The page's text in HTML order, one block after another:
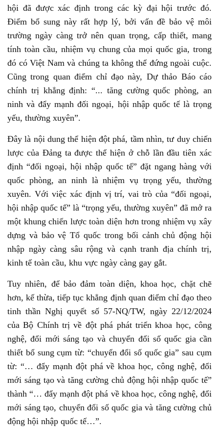
hội đã được xác định trong các kỳ đại hội trước đó.
Điểm bổ sung này rất hợp lý, bởi vấn đề bảo vệ môi
trường ngày càng trở nên quan trọng, cấp thiết, mang
tính toàn cầu, nhiệm vụ chung của mọi quốc gia, trong
đó có Việt Nam và chúng ta không thể đứng ngoài cuộc.
Cũng trong quan điểm chỉ đạo này, Dự thảo Báo cáo
chính trị khẳng định: “... tăng cường quốc phòng, an
ninh và đẩy mạnh đối ngoại, hội nhập quốc tế là trọng
yếu, thường xuyên”.
Đây là nội dung thể hiện đột phá, tầm nhìn, tư duy chiến
lược của Đảng ta được thể hiện ở chỗ lần đầu tiên xác
định “đối ngoại, hội nhập quốc tế” đặt ngang hàng với
quốc phòng, an ninh là nhiệm vụ trọng yếu, thường
xuyên. Với việc xác định vị trí, vai trò của “đối ngoại,
hội nhập quốc tế” là “trọng yếu, thường xuyên” đã mở ra
một khung chiến lược toàn diện hơn trong nhiệm vụ xây
dựng và bảo vệ Tổ quốc trong bối cảnh chủ động hội
nhập ngày càng sâu rộng và cạnh tranh địa chính trị,
kinh tế toàn cầu, khu vực ngày càng gay gắt.
Tuy nhiên, để bảo đảm toàn diện, khoa học, chặt chẽ
hơn, kế thừa, tiếp tục khẳng định quan điểm chỉ đạo theo
tinh thần Nghị quyết số 57-NQ/TW, ngày 22/12/2024
của Bộ Chính trị về đột phá phát triển khoa học, công
nghệ, đổi mới sáng tạo và chuyển đổi số quốc gia cần
thiết bổ sung cụm từ: “chuyển đổi số quốc gia” sau cụm
từ: “… đẩy mạnh đột phá về khoa học, công nghệ, đổi
mới sáng tạo và tăng cường chủ động hội nhập quốc tế”
thành “… đẩy mạnh đột phá về khoa học, công nghệ, đổi
mới sáng tạo, chuyển đổi số quốc gia và tăng cường chủ
động hội nhập quốc tế…”.